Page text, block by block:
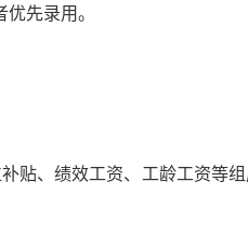
先录用。
贴、绩效工资、工龄工资等